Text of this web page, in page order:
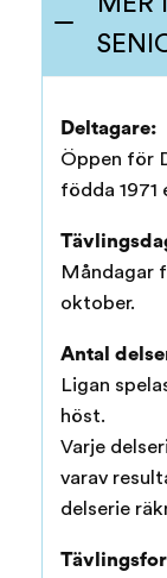
Deltagare:
Öppen för
födda 1971
Måndagar
oktober.
Antal
Ligan
höst.
Varje
varav
delserie